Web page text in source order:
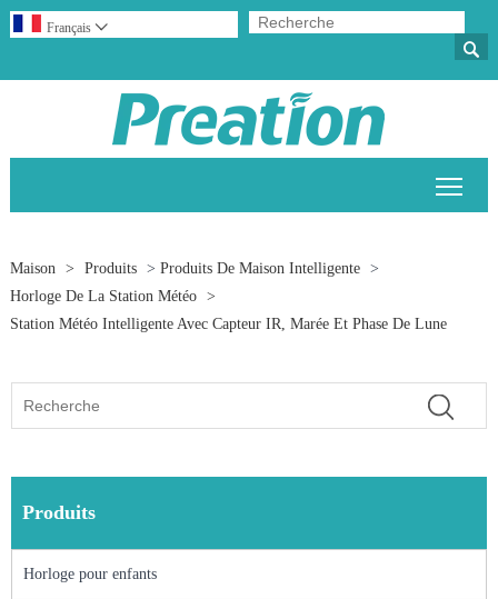

Français 
Maison > Produits > Produits De Maison Intelligente
>
Horloge De La Station Météo
>
Station Météo Intelligente Avec Capteur IR, Marée Et Phase De Lune
Produits
Horloge pour enfants